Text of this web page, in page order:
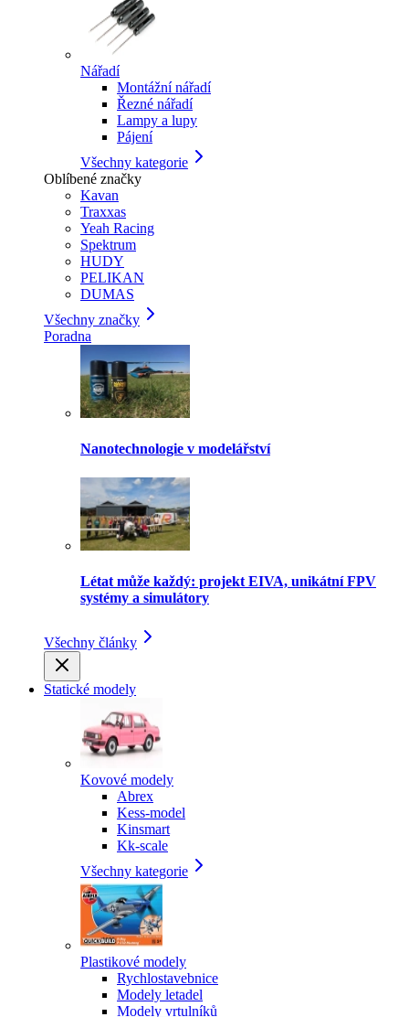
Nářadí
Montážní nářadí
Řezné nářadí
Lampy a lupy
Pájení
Všechny kategorie
Oblíbené značky
Kavan
Traxxas
Yeah Racing
Spektrum
HUDY
PELIKAN
DUMAS
Všechny značky
Poradna
Nanotechnologie v modelářství
Létat může každý: projekt EIVA, unikátní FPV
systémy a simulátory
Všechny články
Statické modely
Kovové modely
Abrex
Kess-model
Kinsmart
Kk-scale
Všechny kategorie
Plastikové modely
Rychlostavebnice
Modely letadel
Modely vrtulníků